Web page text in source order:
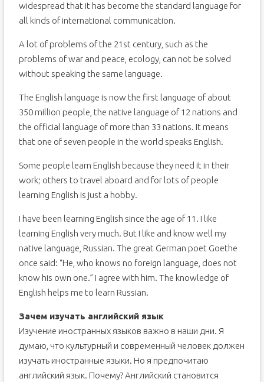
widespread that it has become the standard language for
all kinds of international communication.
A lot of problems of the 21st century, such as the
problems of war and peace, ecology, can not be solved
without speaking the same language.
The English language is now the first language of about
350 million people, the native language of 12 nations and
the official language of more than 33 nations. It means
that one of seven people in the world speaks English.
Some people learn English because they need it in their
work; others to travel aboard and for lots of people
learning English is just a hobby.
I have been learning English since the age of 11. I like
learning English very much. But I like and know well my
native language, Russian. The great German poet Goethe
once said: “He, who knows no foreign language, does not
know his own one.” I agree with him. The knowledge of
English helps me to learn Russian.
Зачем изучать английский язык
Изучение иностранных языков важно в наши дни. Я
думаю, что культурный и современный человек должен
изучать иностранные языки. Но я предпочитаю
английский язык. Почему? Английский становится